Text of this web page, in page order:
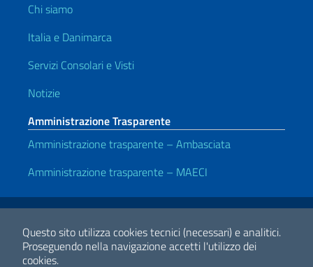
Questo sito utilizza cookies tecnici (necessari) e analitici.
Proseguendo nella navigazione accetti l'utilizzo dei
cookies.
Chi siamo
Italia e Danimarca
Servizi Consolari e Visti
Notizie
Amministrazione Trasparente
Amministrazione trasparente – Ambasciata
Amministrazione trasparente – MAECI
Link Utili